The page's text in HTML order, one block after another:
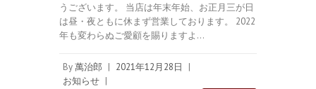
うございます。 当店は年末年始、お正月三が日
は昼・夜ともに休まず営業しております。 2022
年も変わらぬご愛顧を賜りますよ…
By萬治郎 | 2021年12月28日
|
お知らせ |